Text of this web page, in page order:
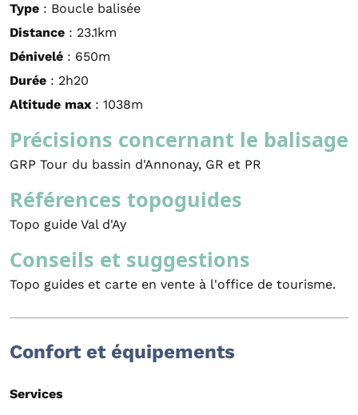
Type : Boucle balisée
Distance : 23.1km
Dénivelé : 650m
Durée : 2h20
Altitude max : 1038m
Précisions concernant le balisage
GRP Tour du bassin d'Annonay, GR et PR
Références topoguides
Topo guide Val d'Ay
Conseils et suggestions
Topo guides et carte en vente à l'office de tourisme.
Confort et équipements
Services